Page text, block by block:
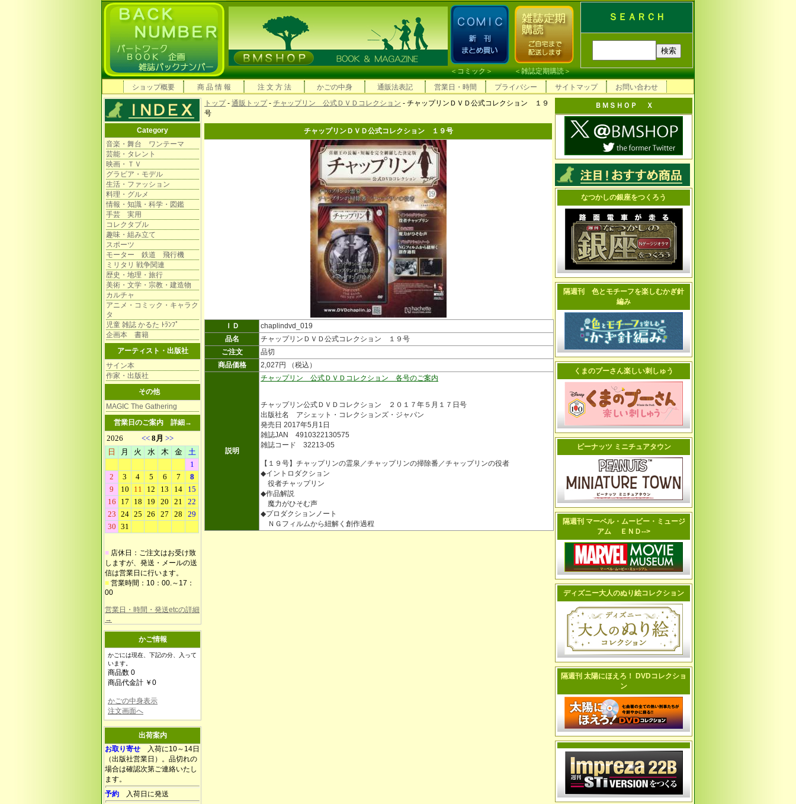
ＳＥＡＲＣＨ
＜コミック＞ ＜雑誌定期購読＞
ショップ概要
商 品 情 報 注 文 方 法 かごの中身 通販法表記 営業日・時間 プライバシー サイトマップ お問い合わせ
Category
音楽・舞台 ワンテーマ
芸能・タレント
映画・ＴＶ
グラビア・モデル
生活・ファッション
料理・グルメ
情報・知識・科学・図鑑
手芸 実用
コレクタブル
趣味・組み立て
スポーツ
モーター 鉄道 飛行機
ミリタリ 戦争関連
歴史・地理・旅行
美術・文学・宗教・建造物
カルチャ
アニメ・コミック・キャラク
タ
児童 雑誌 かるた ﾄﾗﾝﾌﾟ
企画本 書籍
アーティスト・出版社
サイン本
作家・出版社
その他
MAGIC The Gathering
営業日のご案内 詳細→
■ 店休日：ご注文はお受け致
しますが、発送・メールの送
信は営業日に行います。
■ 営業時間：10：00.～17：
00
営業日・時間・発送etcの詳細
→
かご情報
かごには現在、下記の分、入って
います。
商品数 0
商品代金計 ￥0
かごの中身表示
注文画面へ
出荷案内
お取り寄せ 入荷に10～14日
（出版社営業日）。品切れの
場合は確認次第ご連絡いたし
ます。
予約 入荷日に発送
トップ- 通販トップ- チャップリン 公式ＤＶＤコレクション - チャップリンＤＶＤ公式コレクション １９
号
チャップリンＤＶＤ公式コレクション １９号
ＩＤ
chaplindvd_019
品名
チャップリンＤＶＤ公式コレクション １９号
ご注文
品切
商品価格
2,027円 （税込）
説明
チャップリン 公式ＤＶＤコレクション 各号のご案内
チャップリン公式ＤＶＤコレクション ２０１７年５月１７日号
出版社名 アシェット・コレクションズ・ジャパン
発売日 2017年5月1日
雑誌JAN 4910322130575
雑誌コード 32213-05
【１９号】チャップリンの霊泉／チャップリンの掃除番／チャップリンの役者
◆イントロダクション
役者チャップリン
◆作品解説
魔力がひそむ声
◆プロダクションノート
ＮＧフィルムから紐解く創作過程
ＢＭＳＨＯＰ Ｘ
なつかしの銀座をつくろう
隔週刊 色とモチーフを楽しむかぎ針
編み
くまのプーさん楽しい刺しゅう
ピーナッツ ミニチュアタウン
隔週刊 マーベル・ムービー・ミュージ
アム ＥＮＤ-->
ディズニー大人のぬり絵コレクション
隔週刊 太陽にほえろ！ DVDコレクショ
ン